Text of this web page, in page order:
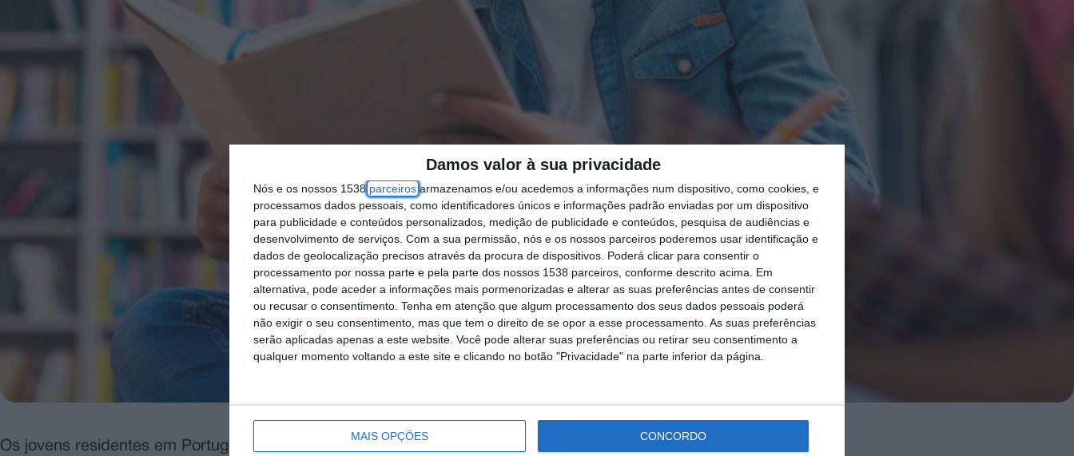
Damos valor à sua privacidade
Nós e os nossos 1538parceirosarmazenamos e/ou acedemos a informações num dispositivo, como cookies, e
processamos dados pessoais, como identificadores únicos e informações padrão enviadas por um dispositivo
para publicidade e conteúdos personalizados, medição de publicidade e conteúdos, pesquisa de audiências e
desenvolvimento de serviços. Com a sua permissão, nós e os nossos parceiros poderemos usar identificação e
dados de geolocalização precisos através da procura de dispositivos. Poderá clicar para consentir o
processamento por nossa parte e pela parte dos nossos 1538 parceiros, conforme descrito acima. Em
alternativa, pode aceder a informações mais pormenorizadas e alterar as suas preferências antes de consentir
ou recusar o consentimento. Tenha em atenção que algum processamento dos seus dados pessoais poderá
não exigir o seu consentimento, mas que tem o direito de se opor a esse processamento. As suas preferências
serão aplicadas apenas a este website. Você pode alterar suas preferências ou retirar seu consentimento a
qualquer momento voltando a este site e clicando no botão "Privacidade" na parte inferior da página.
MAIS OPÇÕES CONCORDO
Os jovens residentes em Portugal, que nasceram em 2005 ou 2006, podem aceder a um cheque-livro, no valor